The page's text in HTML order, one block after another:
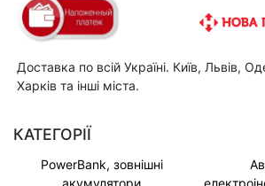
Доставка по всій Україні. Київ, Львів,
Харків та інші міста.
КАТЕГОРІЇ
PowerBank, зовнішні
акумулятори